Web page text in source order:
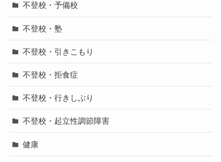
不登校・予備校
不登校・塾
不登校・引きこもり
不登校・拒食症
不登校・行きしぶり
不登校・起立性調節障害
健康